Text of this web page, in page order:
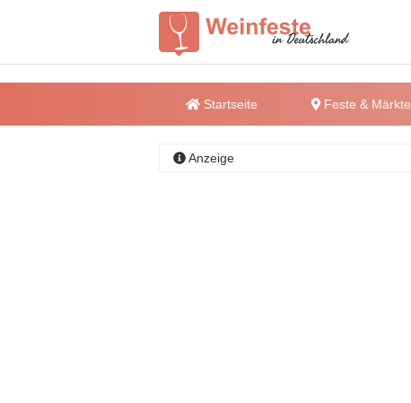
Startseite Feste & Märkte
Anzeige